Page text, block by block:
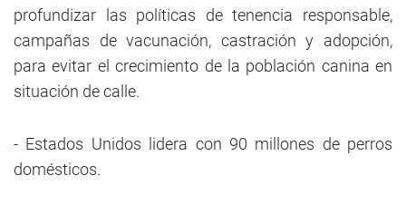
profundizar las políticas de tenencia responsable,
campañas de vacunación, castración y adopción,
para evitar el crecimiento de la población canina en
situación de calle.
- Estados Unidos lidera con 90 millones de perros
domésticos.